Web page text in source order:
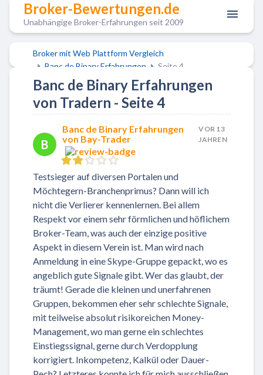
Broker-Bewertungen.de
Unabhängige Broker-Erfahrungen seit 2009
Broker mit Web Plattform Vergleich
Banc de Binary Erfahrungen
Seite 4
Banc de Binary Erfahrungen
von Tradern - Seite 4
B
Banc de Binary Erfahrungen
von Bay-Trader
VOR 13
JAHREN
Testsieger auf diversen Portalen und
Möchtegern-Branchenprimus? Dann will ich
nicht die Verlierer kennenlernen. Bei allem
Respekt vor einem sehr förmlichen und höflichem
Broker-Team, was auch der einzige positive
Aspekt in diesem Verein ist. Man wird nach
Anmeldung in eine Skype-Gruppe gepackt, wo es
angeblich gute Signale gibt. Wer das glaubt, der
träumt! Gerade die kleinen und unerfahrenen
Gruppen, bekommen eher sehr schlechte Signale,
mit teilweise absolut risikoreichen Money-
Management, wo man gerne ein schlechtes
Einstiegssignal, gerne durch Verdopplung
korrigiert. Inkompetenz, Kalkül oder Dauer-